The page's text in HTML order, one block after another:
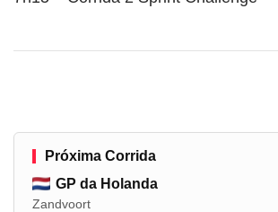
Próxima Corrida
GP da Holanda
Zandvoort